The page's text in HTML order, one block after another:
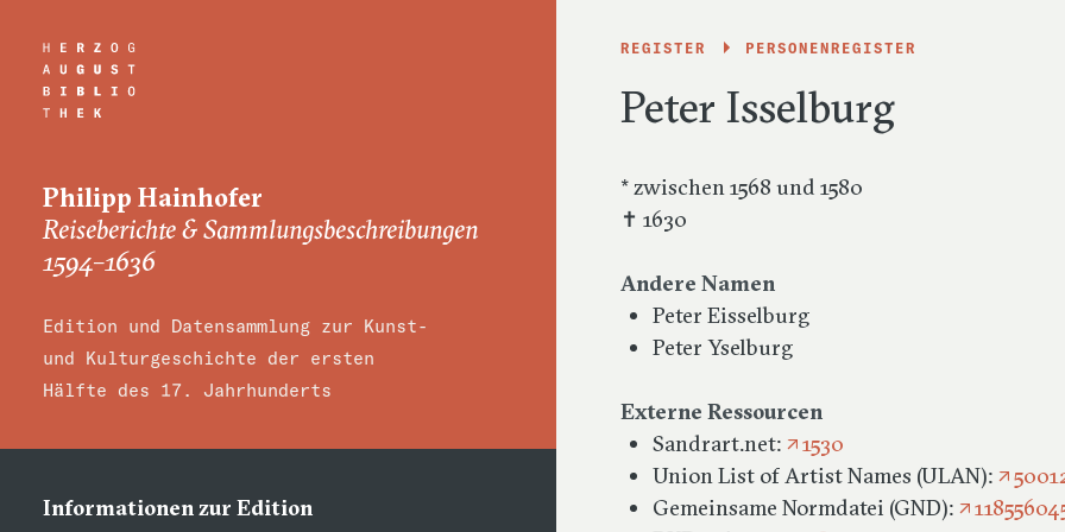
Philipp Hainhofer
Reiseberichte & Sammlungsbeschreibungen
1594–1636
Edition und Datensammlung zur Kunst-
und Kulturgeschichte der ersten
Hälfte des 17. Jahrhunderts
Informationen zur Edition
REGISTER PERSONENREGISTER
Peter Isselburg
* zwischen 1568 und 1580
✝ 1630
Andere Namen
Peter Eisselburg
Peter Yselburg
Externe Ressourcen
Sandrart.net:
1530
Union List of Artist Names (ULAN):
Gemeinsame Normdatei (GND):